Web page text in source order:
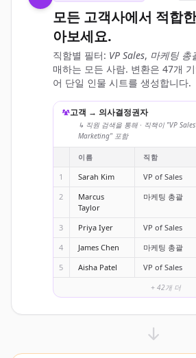
모든 고객사에서 적합
아보세요.
직함별 필터: VP Sales, 마케팅 총
매하는 모든 사람. 변환은 47개
어 단일 인물 시트를 생성합니다.
고객 → 의사결정권자
↳ 직원 검색을 통해 · 직책이 "VP
Marketing" 포함
이름 직함
1 Sarah Kim VP of Sales
2
Marcus
Taylor
마케팅 총괄
3 Priya Iyer VP of Sales
4
James Chen 마케팅 총괄
5
Aisha Patel VP of Sales
+ 42개 더